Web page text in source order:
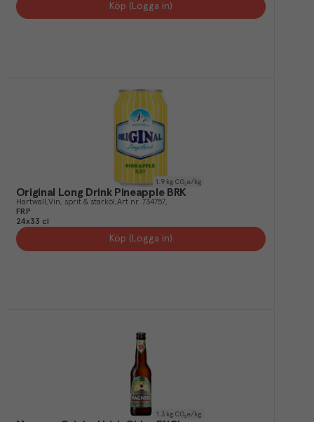
Köp (Logga in)
1.9 kg CO₂e/kg
Original Long Drink Pineapple BRK
Hartwall Vin, sprit & starköl Art.nr. 734757
FRP
24x33 cl
Köp (Logga in)
1.3 kg CO₂e/kg